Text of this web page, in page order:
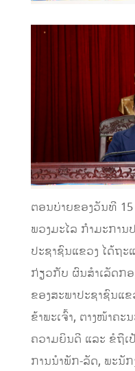
ຕອນບ່າຍຂອງວັນທີ
ພວງມະໄລ ກໍາມະການ
ປະຊາຊົນແຂວງ ໄດ້ຖ
ກ່ຽວກັບ ຜົນສໍາເລັດກ
ຂອງສະພາປະຊາຊົນແ
ຂ້າພະເຈົ້າ, ຕາງໜ້າຄະ
ຄວາມຍິນດີ ແລະ ຂໍຖືເ
ການນໍາພັກ-ລັດ, ພະນັ